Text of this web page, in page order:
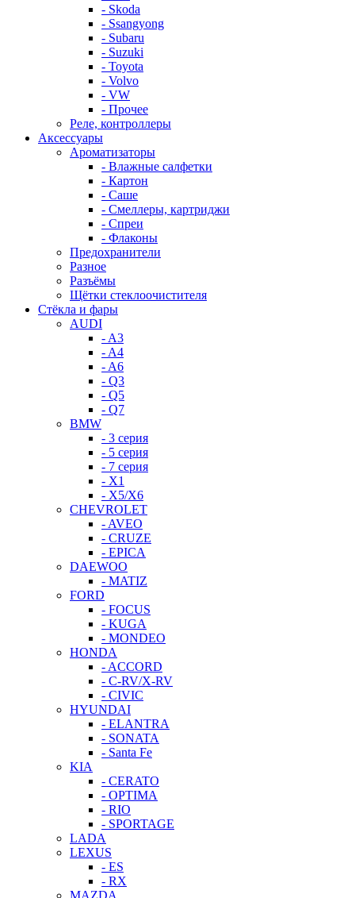
- Skoda
- Ssangyong
- Subaru
- Suzuki
- Toyota
- Volvo
- VW
- Прочее
Реле, контроллеры
Аксессуары
Ароматизаторы
- Влажные салфетки
- Картон
- Саше
- Смеллеры, картриджи
- Спреи
- Флаконы
Предохранители
Разное
Разъёмы
Щётки стеклоочистителя
Стёкла и фары
AUDI
- A3
- A4
- A6
- Q3
- Q5
- Q7
BMW
- 3 серия
- 5 серия
- 7 серия
- X1
- X5/X6
CHEVROLET
- AVEO
- CRUZE
- EPICA
DAEWOO
- MATIZ
FORD
- FOCUS
- KUGA
- MONDEO
HONDA
- ACCORD
- C-RV/X-RV
- CIVIC
HYUNDAI
- ELANTRA
- SONATA
- Santa Fe
KIA
- CERATO
- OPTIMA
- RIO
- SPORTAGE
LADA
LEXUS
- ES
- RX
MAZDA